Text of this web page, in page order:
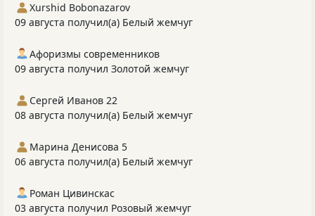
Xurshid Bobonazarov
09 августа получил(а) Белый жемчуг
Афоризмы современников
09 августа получил Золотой жемчуг
Сергей Иванов 22
08 августа получил(а) Белый жемчуг
Марина Денисова 5
06 августа получил(а) Белый жемчуг
Роман Цивинскас
03 августа получил Розовый жемчуг